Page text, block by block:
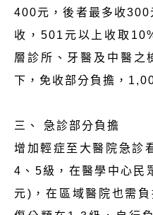
400元，後者最多收
收，501元以上收取
層診所、牙醫及中醫之
下，免收部分負擔，
三、 急診部分負擔
增加輕症至大醫院急診
4、5級，在醫學中心民
元)，在區域醫院也需